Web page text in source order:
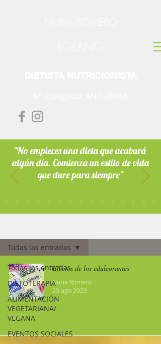
"No empieces una dieta que acabará
algún día. Comienza un estilo de vida
que dure para siempre"
Todas las entradas
DIETOTERAPIA
ALIMENTACIÓN
VEGETARIANA/
VEGANA
EVENTOS SOCIALES
Todas las entradas
Efectos de los edulcorantes
Nuria Romero
25 ago 2023